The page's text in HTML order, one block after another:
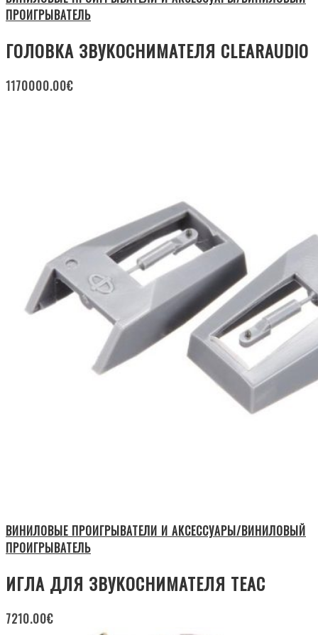
ПРОИГРЫВАТЕЛЬ
ГОЛОВКА ЗВУКОСНИМАТЕЛЯ CLEARAUDIO
1170000.00€
ВИНИЛОВЫЕ ПРОИГРЫВАТЕЛИ И АКСЕССУАРЫ/ВИНИЛОВЫЙ
ПРОИГРЫВАТЕЛЬ
ИГЛА ДЛЯ ЗВУКОСНИМАТЕЛЯ TEAC
7210.00€